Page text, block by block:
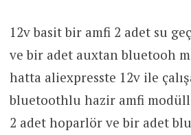
12v basit bir amfi 2 adet su
ve bir adet auxtan bluetooh
hatta aliexpresste 12v ile
bluetoothlu hazir amfi
2 adet hoparlör ve bir adet